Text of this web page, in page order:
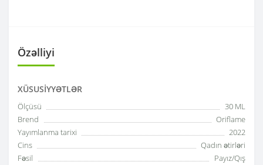
Özəlliyi
XÜSUSIYYƏTLƏR
Ölçüsü
30 ML
Brend
Oriflame
Yayımlanma tarixi
2022
Cins
Qadın ətirləri
Fəsil
Payız/Qış